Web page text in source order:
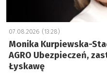
07.08.2026 (13:28)
Monika Kurpiewska-
AGRO Ubezpieczeń,
Łyskawę